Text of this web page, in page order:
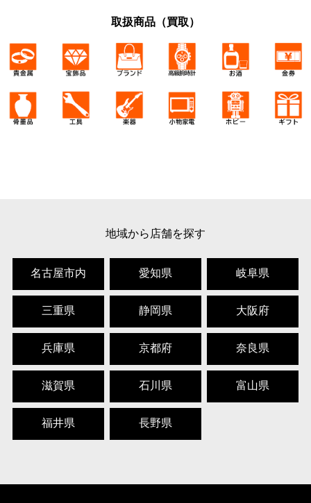
取扱商品（買取）
地域から店舗を探す
名古屋市内 愛知県 岐阜県
三重県 静岡県 大阪府
兵庫県 京都府 奈良県
滋賀県 石川県 富山県
福井県 長野県